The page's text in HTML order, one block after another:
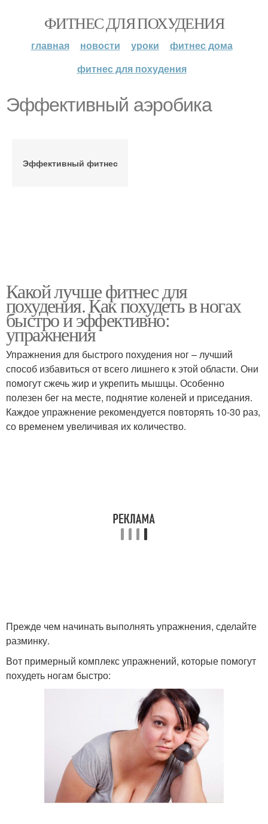
ФИТНЕС ДЛЯ ПОХУДЕНИЯ
главная новости уроки
фитнес дома
фитнес для похудения
Эффективный аэробика
Эффективный фитнес
Какой лучше фитнес для
похудения. Как похудеть в ногах
быстро и эффективно:
упражнения
Упражнения для быстрого похудения ног – лучший
способ избавиться от всего лишнего к этой области. Они
помогут сжечь жир и укрепить мышцы. Особенно
полезен бег на месте, поднятие коленей и приседания.
Каждое упражнение рекомендуется повторять 10-30 раз,
со временем увеличивая их количество.
Прежде чем начинать выполнять упражнения, сделайте
разминку.
Вот примерный комплекс упражнений, которые помогут
похудеть ногам быстро: